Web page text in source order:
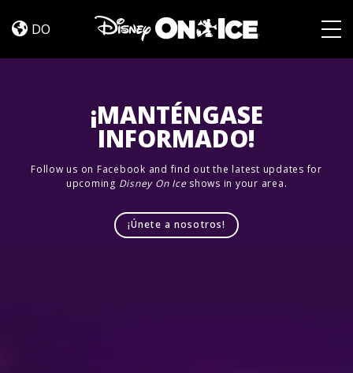
Dance
DO
¡MANTÉNGASE
INFORMADO!
Follow us on Facebook and find out the latest updates for
upcoming Disney On Iceshows in your area.
¡Únete a nosotros!